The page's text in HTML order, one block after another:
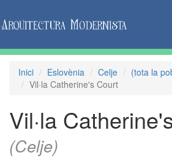
Inici Eslovènia Celje
(tota la
Vil·la Catherine's Court
Vil·la
(Celje)